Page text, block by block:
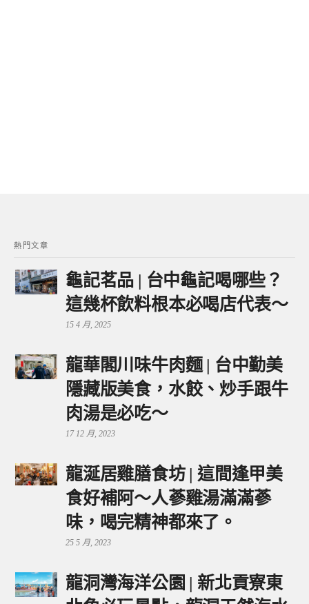
熱門文章
龜記茗品 | 台中龜記喝哪些？
這幾杯飲料根本必喝店代表～
15 4 月, 2025
龍華閣川味牛肉麵 | 台中勤美
隱藏版美食，水餃、炒手跟牛
肉湯是必吃～
17 12 月, 2023
龍涎居雞膳食坊 | 這間逢甲美
食好補阿～人蔘雞湯滿滿蔘
味，喝完精神都來了。
25 5 月, 2023
龍洞灣海洋公園 | 新北貢寮東